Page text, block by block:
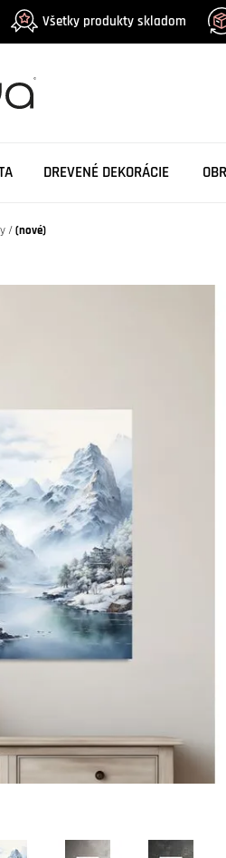
Všetky produkty skladom
DREVENÉ DEKORÁCIE
(nové)